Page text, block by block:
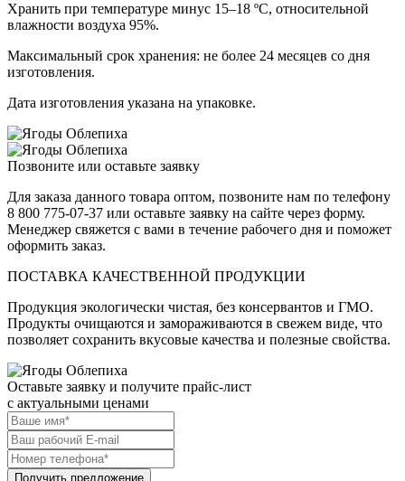
Хранить при температуре минус 15–18 ºС, относительной
влажности воздуха 95%.
Максимальный срок хранения: не более 24 месяцев со дня
изготовления.
Дата изготовления указана на упаковке.
Позвоните или оставьте заявку
Для заказа данного товара оптом, позвоните нам по телефону
8 800 775-07-37 или оставьте заявку на сайте через форму.
Менеджер свяжется с вами в течение рабочего дня и поможет
оформить заказ.
ПОСТАВКА КАЧЕСТВЕННОЙ ПРОДУКЦИИ
Продукция экологически чистая, без консервантов и ГМО.
Продукты очищаются и замораживаются в свежем виде, что
позволяет сохранить вкусовые качества и полезные свойства.
Оставьте заявку и получите прайс-лист
c актуальными ценами